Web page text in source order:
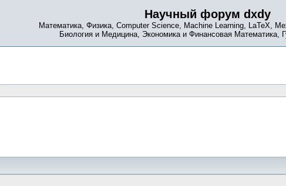
Научный форум dxdy
Математика, Физика, Computer Science, Machine Learning, LaTeX,
Биология и Медицина, Экономика и Финансовая Математика,